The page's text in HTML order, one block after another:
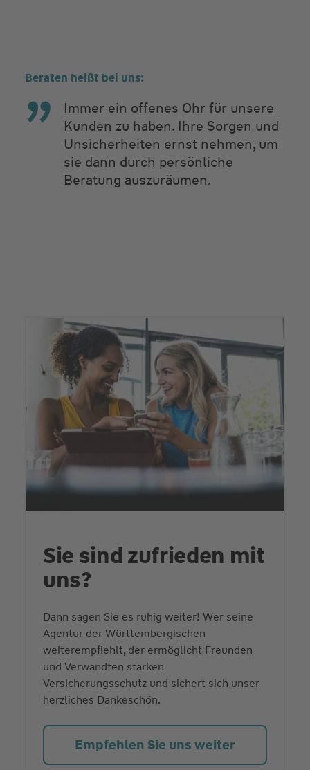
Beraten heißt bei uns:
Immer ein offenes Ohr für unsere
Kunden zu haben. Ihre Sorgen und
Unsicherheiten ernst nehmen, um
sie dann durch persönliche
Beratung auszuräumen.
Sie sind zufrieden mit
uns?
Dann sagen Sie es ruhig weiter! Wer seine
Agentur der Württembergischen
weiterempfiehlt, der ermöglicht Freunden
und Verwandten starken
Versicherungsschutz und sichert sich unser
herzliches Dankeschön.
Empfehlen Sie uns weiter